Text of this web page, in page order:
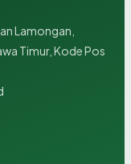
Lamongan,
Timur, Kode Pos